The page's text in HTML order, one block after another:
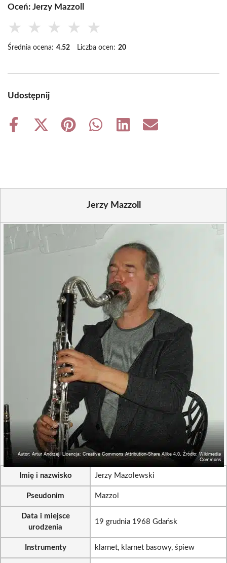
Oceń: Jerzy Mazzoll
★ ★ ★ ★ ★
Średnia ocena: 4.52 Liczba ocen: 20
Udostępnij
Share
Share
Share
Share
Share
Share
Jerzy Mazzoll
Imię i nazwisko Jerzy Mazolewski
Pseudonim Mazzol
Data i miejsce
urodzenia
19 grudnia 1968 Gdańsk
Instrumenty klarnet, klarnet basowy, śpiew